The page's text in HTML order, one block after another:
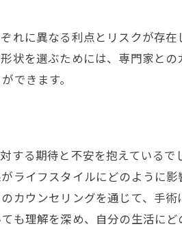
れに異なる利点とリスクが存在
状を選ぶためには、専門家との
できます。
する期待と不安を抱えているで
ライフスタイルにどのように影
カウンセリングを通じて、手術
も理解を深め、自分の生活にど